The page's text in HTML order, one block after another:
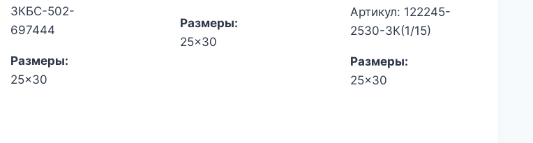
3КБС-502-
697444
Размеры:
25x30
Размеры:
25x30
Артикул: 122245-
2530-3К(1/15)
Размеры:
25x30